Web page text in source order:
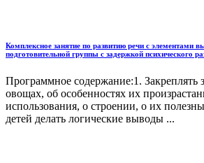
Комплексное занятие по развитию речи с элементами
подготовительной группы с задержкой психического
Программное содержание:1. Закреплять
овощах, об особенностях их
использования, о строении, о их
детей делать логические выводы ...